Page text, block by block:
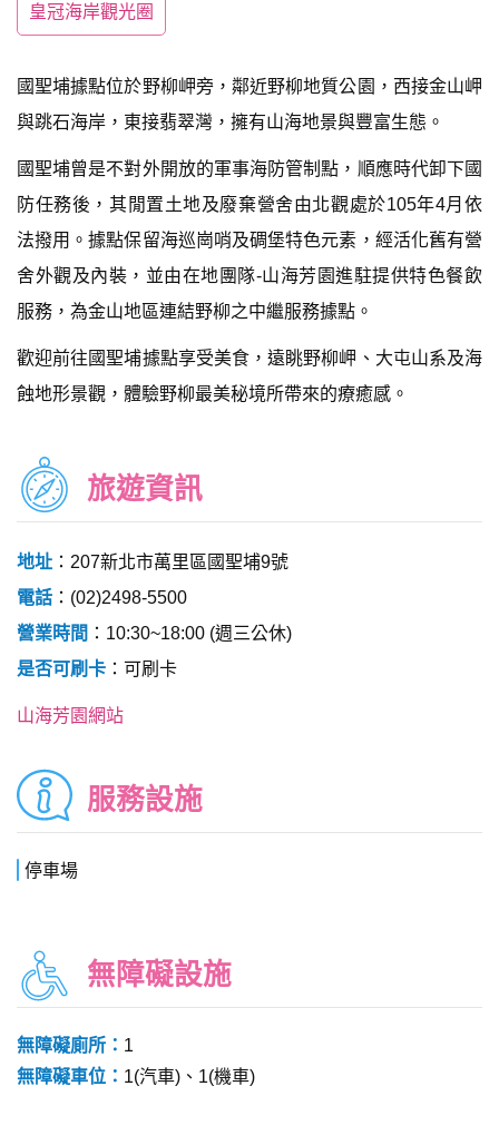
皇冠海岸觀光圈
國聖埔據點位於野柳岬旁，鄰近野柳地質公園，西接金山岬
與跳石海岸，東接翡翠灣，擁有山海地景與豐富生態。
國聖埔曾是不對外開放的軍事海防管制點，順應時代卸下國
防任務後，其閒置土地及廢棄營舍由北觀處於105年4月依
法撥用。據點保留海巡崗哨及碉堡特色元素，經活化舊有營
舍外觀及內裝，並由在地團隊-山海芳園進駐提供特色餐飲
服務，為金山地區連結野柳之中繼服務據點。
歡迎前往國聖埔據點享受美食，遠眺野柳岬、大屯山系及海
蝕地形景觀，體驗野柳最美秘境所帶來的療癒感。
旅遊資訊
地址 ：207新北市萬里區國聖埔9號
電話 ：(02)2498-5500
營業時間 ：10:30~18:00 (週三公休)
是否可刷卡 ：可刷卡
山海芳園網站
服務設施
停車場
無障礙設施
無障礙廁所： 1
無障礙車位： 1(汽車)、1(機車)